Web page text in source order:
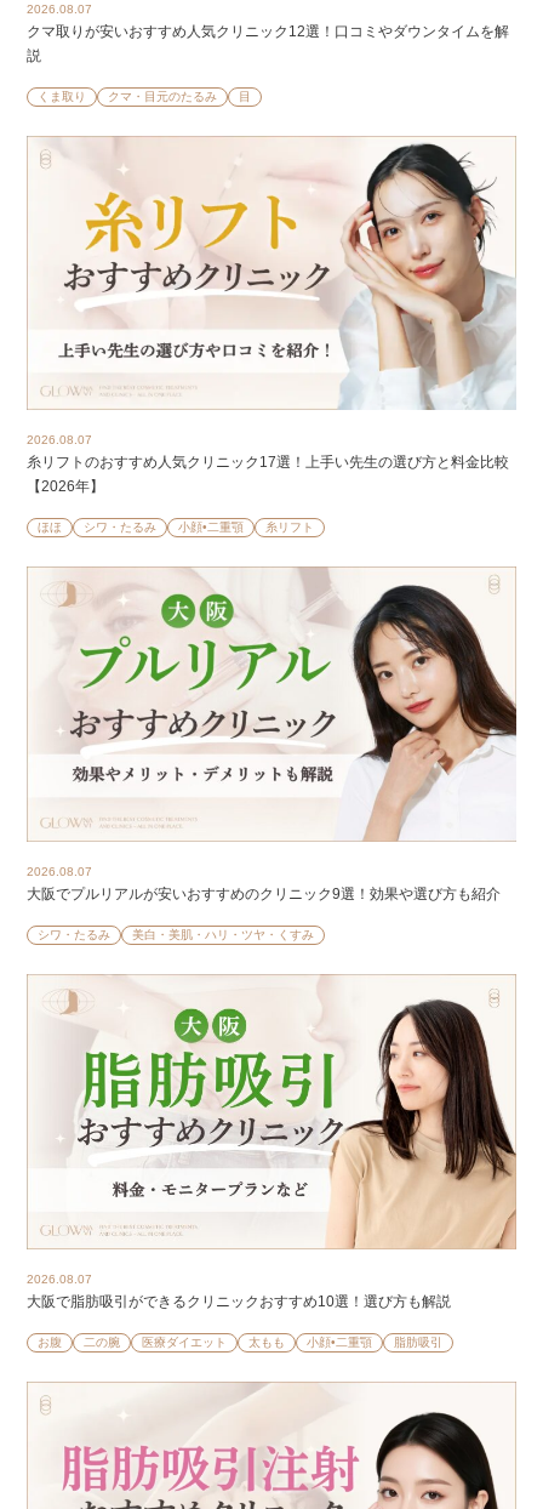
2026.08.07
クマ取りが安いおすすめ人気クリニック12選！口コミやダウンタイムを解
説
くま取り クマ・目元のたるみ 目
2026.08.07
糸リフトのおすすめ人気クリニック17選！上手い先生の選び方と料金比較
【2026年】
ほほ シワ・たるみ 小顔•二重顎 糸リフト
2026.08.07
大阪でプルリアルが安いおすすめのクリニック9選！効果や選び方も紹介
シワ・たるみ 美白・美肌・ハリ・ツヤ・くすみ
2026.08.07
大阪で脂肪吸引ができるクリニックおすすめ10選！選び方も解説
お腹 二の腕 医療ダイエット 太もも 小顔•二重顎 脂肪吸引